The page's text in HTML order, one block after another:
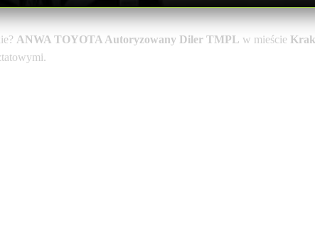
ANWA TOYOTA Autoryzowany Diler TMPL w mieście